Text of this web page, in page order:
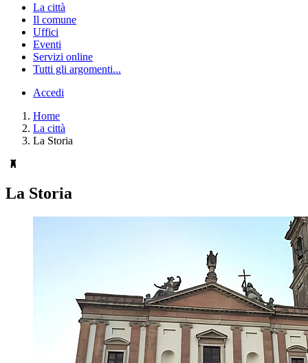
La città
Il comune
Uffici
Eventi
Servizi online
Tutti gli argomenti...
Accedi
Home
La città
La Storia
La Storia